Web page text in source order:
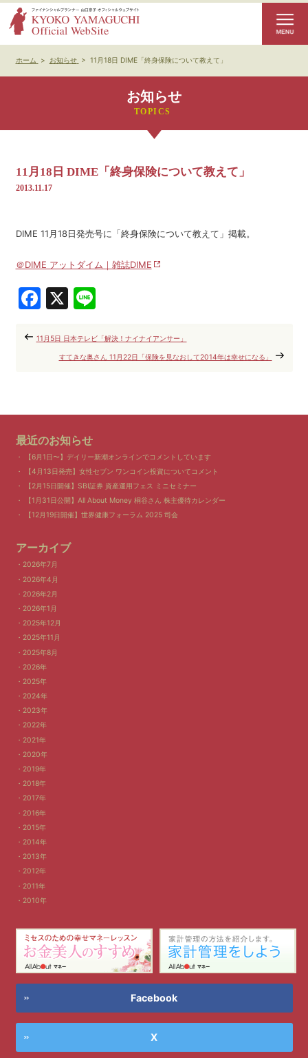
ホーム > お知らせ > 11月18日 DIME「終身保険について教えて」
お知らせ
11月18日 DIME「終身保険について教えて」
2013.11.17
DIME 11月18日発売号に「終身保険について教えて」掲載。
＠DIME アットダイム｜雑誌DIME
Facebook
X Line
11月5日 日本テレビ「解決！ナイナイアンサー」
すてきな奥さん 11月22日「保険を見なおして2014年は幸せになる」
最近のお知らせ
【6月1日〜】デイリー新潮オンラインでコメントしています
【4月13日発売】女性セブン ワンコイン投資についてコメント
【2月15日開催】SBI証券 資産運用フェス ミニセミナー
【1月31日公開】All About Money 桐谷さん 株主優待カレンダー
【12月19日開催】世界健康フォーラム 2025 司会
アーカイブ
2026年7月
2026年4月
2026年2月
2026年1月
2025年12月
2025年11月
2025年8月
2026年
2025年
2024年
2023年
2022年
2021年
2020年
2019年
2018年
2017年
2016年
2015年
2014年
2013年
2012年
2011年
2010年
Facebook
X